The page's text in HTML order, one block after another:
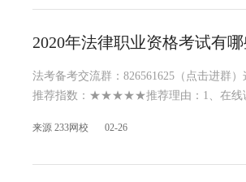
2020年法律职业资格考试有
法考备考交流群：826561625（点击进群
推荐指数：★★★★★推荐理由：1、在线
来源 233网校 02-26